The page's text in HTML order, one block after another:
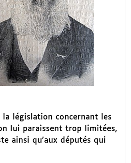
la législation concernant les
lui paraissent trop limitées,
ainsi qu’aux députés qui